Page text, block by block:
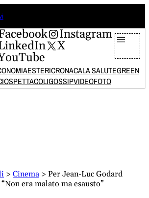
Instagram
X
ESTERICRONACALA SALUTEGREEN
SPETTACOLIGOSSIPVIDEOFOTO
> Cinema > Per Jean-Luc Godard
era malato ma esausto”